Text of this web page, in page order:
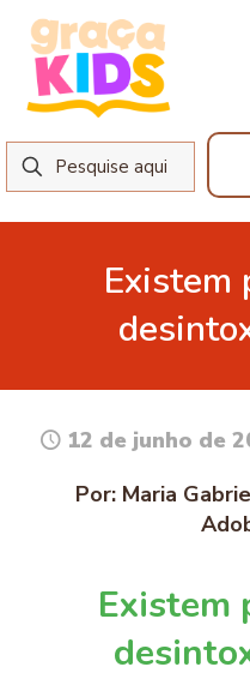
Existem
12 de junho de
Por: Maria
Existem